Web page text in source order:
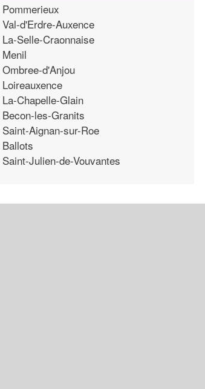
Pommerieux
Val-d'Erdre-Auxence
La-Selle-Craonnaise
Menil
Ombree-d'Anjou
Loireauxence
La-Chapelle-Glain
Becon-les-Granits
Saint-Aignan-sur-Roe
Ballots
Saint-Julien-de-Vouvantes